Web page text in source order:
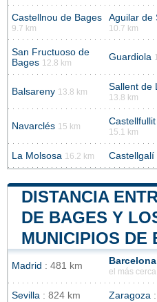
Castellnou de Bages
9.7 km
Aguilar de
10.7 km
San Fructuoso de
Bages 12.8 km
Guardiola
Balsareny 13.8 km Sallent de
13.8 km
Navarclés 15 km
15.1 km
La Molsosa 16.2 km Castellgalí
DISTANCIA
DE BAGES Y
MUNICIPIOS DE
Madrid : 481 km Barcelona
el más cerca
Sevilla : 824 km Zaragoza